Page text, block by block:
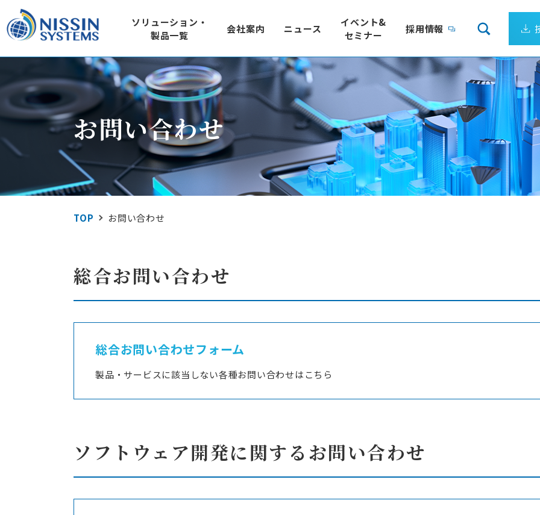
ソリューション・
製品一覧
SOLUTION
ソリューション
製品一覧
技術情報
IoT ソリューション
920MHz loTセンサーゲートウェイ
SQU-Air（スクエア）
製造ライン、装置ごとの電力量を24時間監視
電力の見える化パッケージ
屋外のIoTシステムに最適
屋外型loTゲートウェイ
IoT向けLPWA 国際標準規格
Wi-SUN FAN
DDS規格準拠ネットワークミドルウェア
RTI Connext DDS
Empress認定技術者が在籍
組込みデータベース
エネルギー事業者向け電力需給制御システム
エリアアグリゲーションシステム ローカルEMS
プロトコルスタック・パッケージ
リバースエンジニアリングソリューション 産業用ネットワークソリューション
会社案内
COMPANY
会社案内
会社案内
企業理念
企業ビジョン
成長し続ける日新システムズ
会社概要
アクセス
ニュース
イベント&
セミナー
採用情報
お問い合わせ
TOP お問い合わせ
総合お問い合わせ
総合お問い合わせフォーム
製品・サービスに該当しない各種お問い合わせはこちら
ソフトウェア開発に関するお問い合わせ